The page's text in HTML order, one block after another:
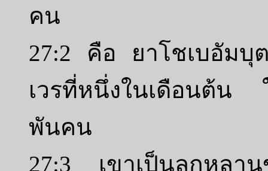
คน
27:2 คือ ยาโชเบอัมบุ
เวรที่หนึ่งในเดือนต้น
พันคน
27:3 เขาเป็นลูกหลา